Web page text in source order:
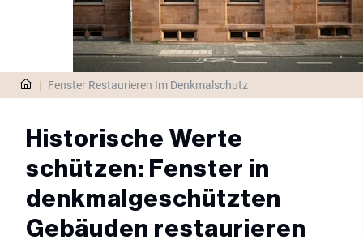
| Fenster Restaurieren Im Denkmalschutz
Historische Werte
schützen: Fenster in
denkmalgeschützten
Gebäuden restaurieren